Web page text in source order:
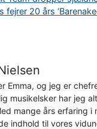
fejrer 20 års
Emma, og jeg er
musikelsker har jeg
mange års erfaring
indhold til vores